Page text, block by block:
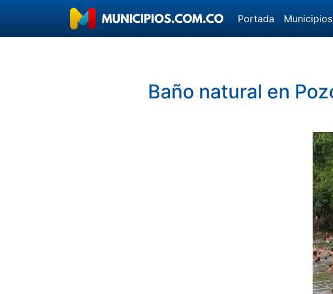
Portada Municipios
Baño natural en